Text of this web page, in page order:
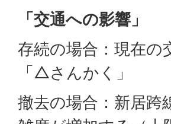
「交通への影響」
存続の場合：現在
「△さんかく」
撤去の場合：新居跨